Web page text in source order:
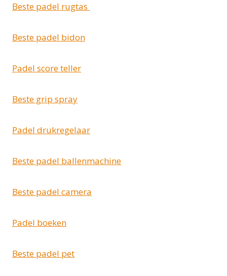
Beste padel rugtas
Beste padel bidon
Padel score teller
Beste grip spray
Padel drukregelaar
Beste padel ballenmachine
Beste padel camera
Padel boeken
Beste padel pet